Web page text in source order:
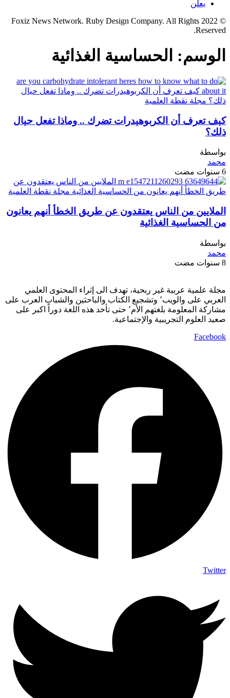
يعلن
© 2022 Foxiz News Network. Ruby Design Company. All Rights
Reserved.
الوسم: الحساسية الغذائية
كيف تعرف أن الكربوهيدرات تضرك .. وماذا تفعل حيال
ذلك؟
بواسطة
محمد
6 سنوات مضت
الملايين من الناس يعتقدون عن طريق الخطأ أنهم يعانون
من الحساسية الغذائية
بواسطة
محمد
8 سنوات مضت
مجلة علمية عربية غير ربحية، تهدف الى إثراء المحتوى العلمي
العربي على والويب٬ وتشجيع الكتاب والباحثين والشباب العرب على
مشاركة المعلومة بلغتهم الأم٬ حتى تأخد هذه اللغة دوراً اكبر على
صعيد العلوم التجريبية والإجتماعية.
Facebook
Twitter